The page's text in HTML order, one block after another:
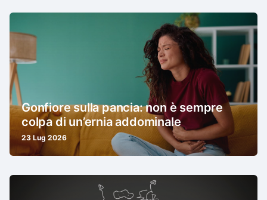
Gonfiore sulla pancia: non è sempre
colpa di un’ernia addominale
23 Lug 2026